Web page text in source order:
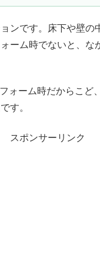
ンです。床下や壁の
ーム時でないと、な
ォーム時だからこど
す。
スポンサーリンク